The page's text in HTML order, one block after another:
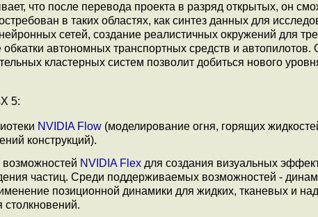
что после перевода проекта в разряд открытых, он
в таких областях, как синтез данных для
сетей, cоздание реалистичных окружений для
автономных транспортных средств и автопилотов.
кластерных систем позволит добиться нового
5:
NVIDIA Flow (моделирование огня, горящих
конструкций).
NVIDIA Flex для создания визуальных
частиц. Среди поддерживаемых возможностей -
позиционной динамики для жидких, тканевых и